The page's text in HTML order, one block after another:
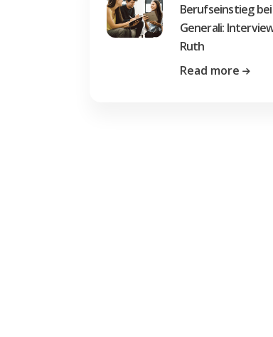
Berufseinstieg
Generali:
Ruth
Read more